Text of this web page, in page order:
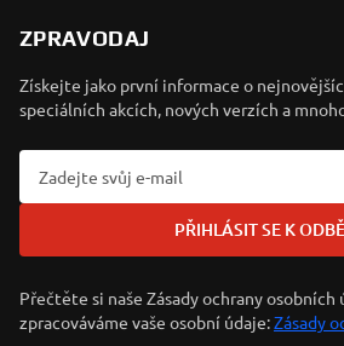
ZPRAVODAJ
Získejte jako první informace o
speciálních akcích, nových verzích a
PŘIHLÁSIT SE K
Přečtěte si naše Zásady ochrany
zpracováváme vaše osobní údaje:Zásady